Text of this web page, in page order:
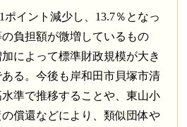
ポイント減少し、13.7％となっ
負担額が微増しているもの
によって標準財政規模が大き
る。今後も岸和田市貝塚市清
準で推移することや、東山小
償還などにより、類似団体や